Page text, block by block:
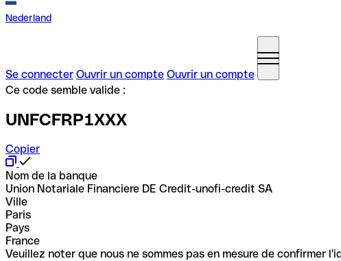
Nederland
Se connecter Ouvrir un compte Ouvrir un compte
Ce code semble valide :
UNFCFRP1XXX
Copier
Nom de la banque
Union Notariale Financiere DE Credit-unofi-credit SA
Ville
Paris
Pays
France
Veuillez noter que nous ne sommes pas en mesure de